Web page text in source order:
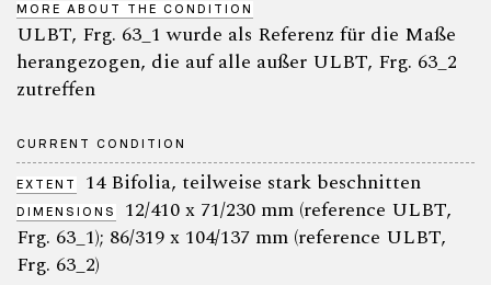
MORE ABOUT THE CONDITION
ULBT, Frg. 63_1 wurde als Referenz für die Maße
herangezogen, die auf alle außer ULBT, Frg. 63_2
zutreffen
CURRENT CONDITION
EXTENT 14 Bifolia, teilweise stark beschnitten
DIMENSIONS
12/410 x 71/230 mm (reference ULBT,
Frg. 63_1); 86/319 x 104/137 mm (reference ULBT,
Frg. 63_2)